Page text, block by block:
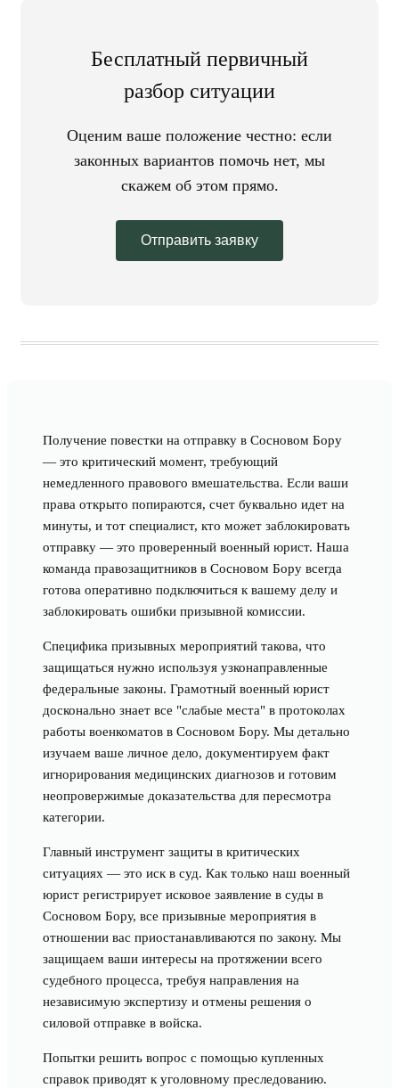
Бесплатный первичный
разбор ситуации
Оценим ваше положение честно: если
законных вариантов помочь нет, мы
скажем об этом прямо.
Отправить заявку
Получение повестки на отправку в Сосновом Бору
— это критический момент, требующий
немедленного правового вмешательства. Если ваши
права открыто попираются, счет буквально идет на
минуты, и тот специалист, кто может заблокировать
отправку — это проверенный военный юрист. Наша
команда правозащитников в Сосновом Бору всегда
готова оперативно подключиться к вашему делу и
заблокировать ошибки призывной комиссии.
Специфика призывных мероприятий такова, что
защищаться нужно используя узконаправленные
федеральные законы. Грамотный военный юрист
досконально знает все "слабые места" в протоколах
работы военкоматов в Сосновом Бору. Мы детально
изучаем ваше личное дело, документируем факт
игнорирования медицинских диагнозов и готовим
неопровержимые доказательства для пересмотра
категории.
Главный инструмент защиты в критических
ситуациях — это иск в суд. Как только наш военный
юрист регистрирует исковое заявление в суды в
Сосновом Бору, все призывные мероприятия в
отношении вас приостанавливаются по закону. Мы
защищаем ваши интересы на протяжении всего
судебного процесса, требуя направления на
независимую экспертизу и отмены решения о
силовой отправке в войска.
Попытки решить вопрос с помощью купленных
справок приводят к уголовному преследованию.